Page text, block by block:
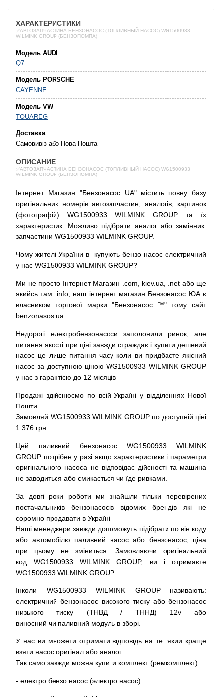
ХАРАКТЕРИСТИКИ
✅АВТОЗАПЧАСТИНА БЕНЗОНАСОС (ТОПЛИВНЫЙ НАСОС) WG1500933
WILMINK GROUP (БЕНЗОПОМПА)
Модель AUDI
Q7
Модель PORSCHE
CAYENNE
Модель VW
TOUAREG
Доставка
Самовивіз або Нова Пошта
ОПИСАНИЕ
✅АВТОЗАПЧАСТИНА БЕНЗОНАСОС (ТОПЛИВНЫЙ НАСОС) WG1500933
WILMINK GROUP (БЕНЗОПОМПА)
Інтернет Магазин "Бензонасос UA" містить повну базу
оригінальних номерів автозапчастин аналогів,
картинок
(фотографій) WG1500933 WILMINK GROUP та їх
характеристик. Можливо підібрати аналог або замінник
запчастини WG1500933 WILMINK GROUP.
Чому жителі України в купують бензо насос електричний
у нас WG1500933 WILMINK GROUP?
Ми не просто Інтернет Магазин .com kiev.ua .net або ще
якийсь там .info, наш інтернет магазин Бензонасос ЮА є
власником
торгової марки "Бензонасос ™" тому
сайт
benzonasos.ua
Недорогі електробензонасоси заполонили ринок,
але
питання якості при ціні завжди страждає і купити дешевий
насос це лише питання часу коли ви придбаєте якісний
насос за доступною ціною WG1500933 WILMINK GROUP
у нас з гарантією до 12 місяців
Продажі здійснюємо по всій Україні у відділеннях Нової
Пошти
Замовляй WG1500933 WILMINK GROUP по доступній ціні
1 376 грн.
Цей паливний бензонасосWG1500933 WILMINK
GROUP потрібен у разі якщо характеристики і параметри
оригінального насоса не відповідає дійсності та машина
не заводиться або смикається чи їде ривками
За довгі роки роботи ми знайшли тільки
перевірених
постачальників
бензонасосів відомих брендів які
не
соромно продавати в Україні.
Наші менеджери завжди допоможуть підібрати по він коду
або автомобілю паливний насос або бензонасос,
ціна
при
цьому не зміниться Замовляючи
оригінальний
код WG1500933 WILMINK GROUP, ви і отримаєте
WG1500933 WILMINK GROUP.
Інколи WG1500933 WILMINK GROUP називають:
електричний бензонасос високого тиску або бензонасос
низького
тиску (ТНВД / ТННД) 12v
або
виносний чи паливний модуль в зборі
У нас ви множети отримати відповідь на те: який краще
взяти насос оригінал або аналог
Так само завжди можна купити комплект (ремкомплект):
- електро бензо насос (электро насос)